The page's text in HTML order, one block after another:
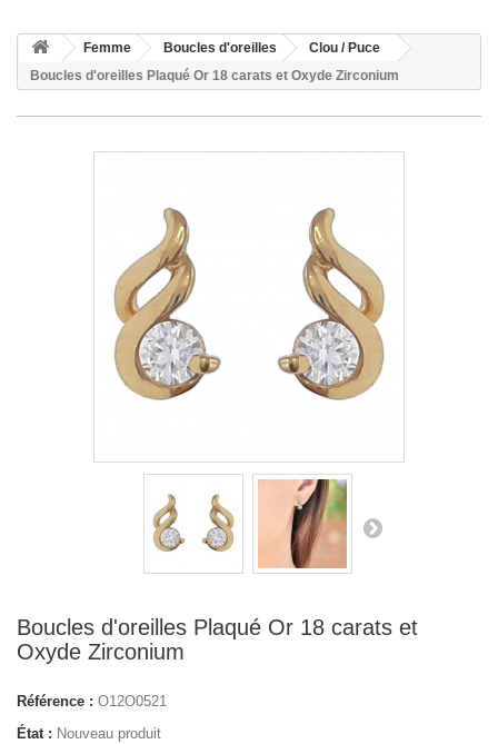
Femme Boucles d'oreilles
Clou / Puce
Boucles d'oreilles Plaqué Or 18 carats et Oxyde Zirconium
Boucles d'oreilles Plaqué Or 18 carats et
Oxyde Zirconium
Référence : O12O0521
État : Nouveau produit